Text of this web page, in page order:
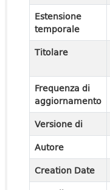
Estensione
temporale
Titolare
Frequenza di
aggiornamento
Versione di
Autore
Creation Date